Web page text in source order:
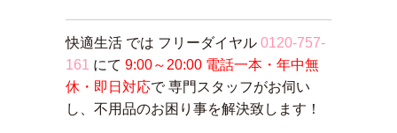
快適生活 では フリーダイヤル 0120-757-
161 にて 9:00～20:00 電話一本・年中無
休・即日対応で 専門スタッフがお伺い
し、不用品のお困り事を解決致します！